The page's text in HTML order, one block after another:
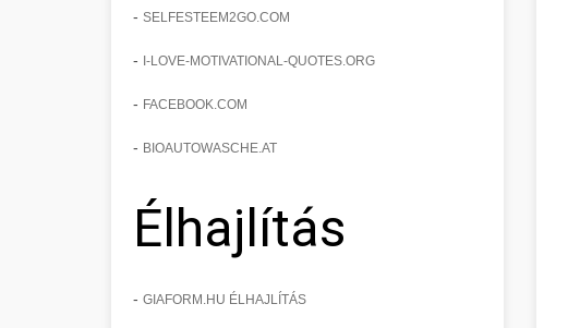
- SELFESTEEM2GO.COM
- I-LOVE-MOTIVATIONAL-QUOTES.ORG
- FACEBOOK.COM
- BIOAUTOWASCHE.AT
Élhajlítás
- GIAFORM.HU ÉLHAJLÍTÁS